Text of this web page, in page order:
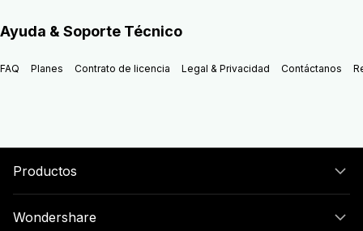
Ayuda & Soporte Técnico
FAQ Planes Contrato de licencia Legal & Privacidad Contáctanos
Productos
Wondershare